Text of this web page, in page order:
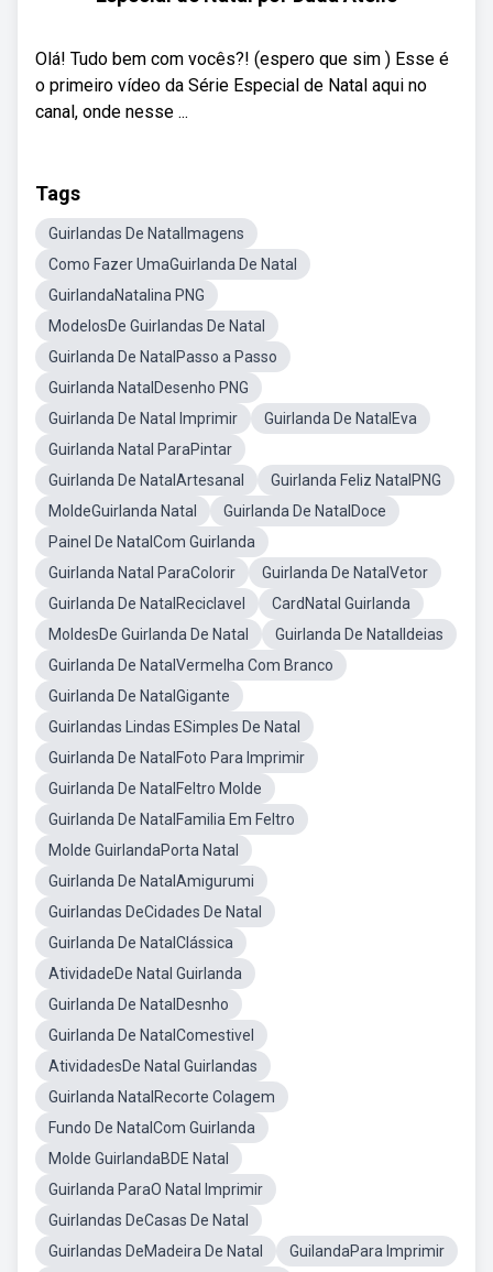
Olá! Tudo bem com vocês?! (espero que sim ) Esse é
o primeiro vídeo da Série Especial de Natal aqui no
canal, onde nesse ...
Tags
Guirlandas De NatalImagens
Como Fazer UmaGuirlanda De Natal
GuirlandaNatalina PNG
ModelosDe Guirlandas De Natal
Guirlanda De NatalPasso a Passo
Guirlanda NatalDesenho PNG
Guirlanda De Natal Imprimir
Guirlanda De NatalEva
Guirlanda Natal ParaPintar
Guirlanda De NatalArtesanal
Guirlanda Feliz NatalPNG
MoldeGuirlanda Natal
Guirlanda De NatalDoce
Painel De NatalCom Guirlanda
Guirlanda Natal ParaColorir
Guirlanda De NatalVetor
Guirlanda De NatalReciclavel
CardNatal Guirlanda
MoldesDe Guirlanda De Natal
Guirlanda De NatalIdeias
Guirlanda De NatalVermelha Com Branco
Guirlanda De NatalGigante
Guirlandas Lindas ESimples De Natal
Guirlanda De NatalFoto Para Imprimir
Guirlanda De NatalFeltro Molde
Guirlanda De NatalFamilia Em Feltro
Molde GuirlandaPorta Natal
Guirlanda De NatalAmigurumi
Guirlandas DeCidades De Natal
Guirlanda De NatalClássica
AtividadeDe Natal Guirlanda
Guirlanda De NatalDesnho
Guirlanda De NatalComestivel
AtividadesDe Natal Guirlandas
Guirlanda NatalRecorte Colagem
Fundo De NatalCom Guirlanda
Molde GuirlandaBDE Natal
Guirlanda ParaO Natal Imprimir
Guirlandas DeCasas De Natal
Guirlandas DeMadeira De Natal
GuilandaPara Imprimir